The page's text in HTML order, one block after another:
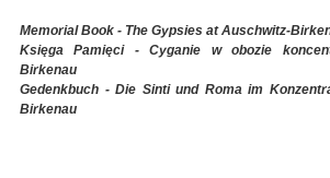
Memorial Book - The Gypsies at Auschwitz-
Księga Pamięci - Cyganie w obozie
Birkenau
Gedenkbuch - Die Sinti und Roma im
Birkenau